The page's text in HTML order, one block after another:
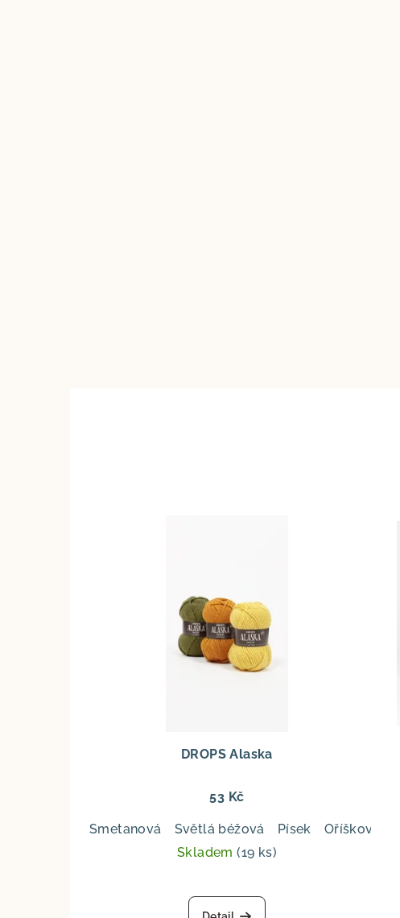
DROPS Alaska
53 Kč
Smetanová Světlá béžová Písek Oříšková
Skladem(19 ks)